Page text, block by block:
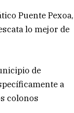
Puente Pexoa,
lo mejor de
de
a
colonos